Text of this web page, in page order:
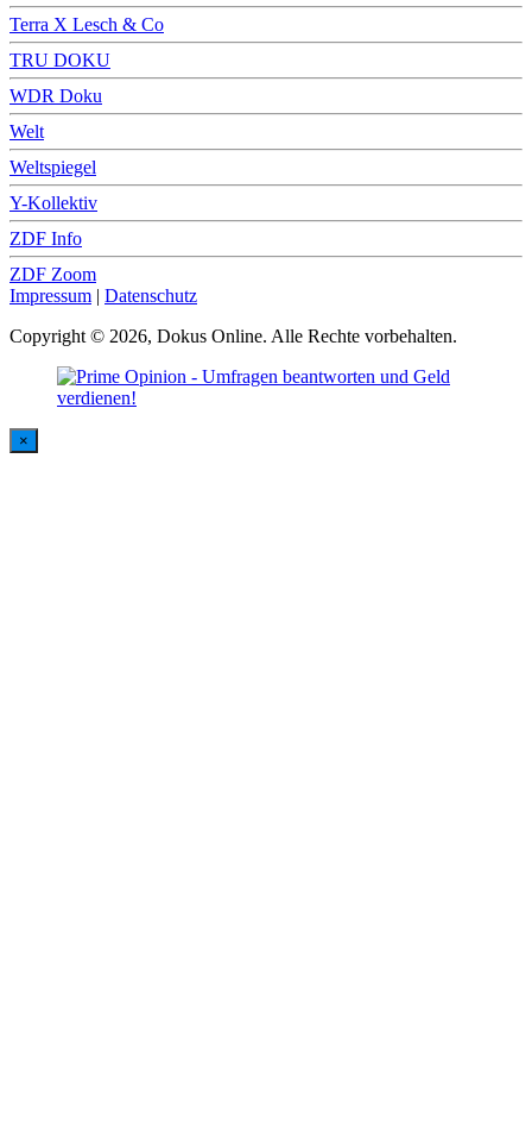
Terra X Lesch & Co
TRU DOKU
WDR Doku
Welt
Weltspiegel
Y-Kollektiv
ZDF Info
ZDF Zoom
Impressum | Datenschutz
Copyright © 2026, Dokus Online. Alle Rechte vorbehalten.
×